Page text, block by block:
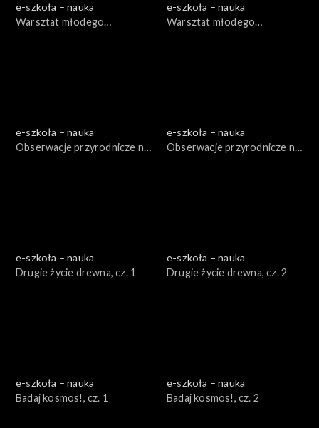
e-szkoła – nauka
Warsztat młodego
e-szkoła – nauka
Warsztat młodego
e-szkoła – nauka
Obserwacje przyrodnicze na
e-szkoła – nauka
Obserwacje przyrodnicze na
e-szkoła – nauka
Drugie życie drewna, cz. 1
e-szkoła – nauka
Drugie życie drewna, cz. 2
e-szkoła – nauka
Badaj kosmos!, cz. 1
e-szkoła – nauka
Badaj kosmos!, cz. 2